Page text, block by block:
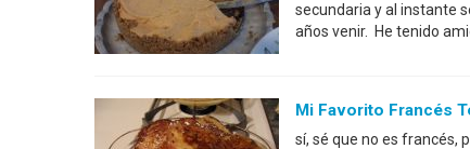
secundaria y al instante
años venir. He tenido
Mi Favorito Francés
sí, sé que no es francés,